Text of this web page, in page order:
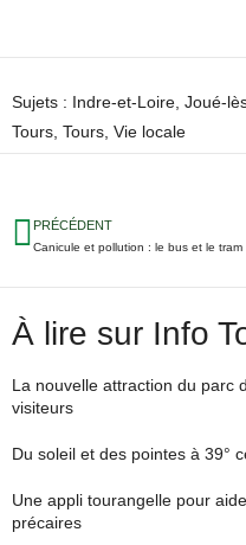
Sujets : Indre-et-Loire Joué-
Tours Tours Vie locale
PRÉCÉDENT
À lire sur Info
La nouvelle attraction du parc
visiteurs
Du soleil et des pointes à 39°
Une appli tourangelle pour
précaires